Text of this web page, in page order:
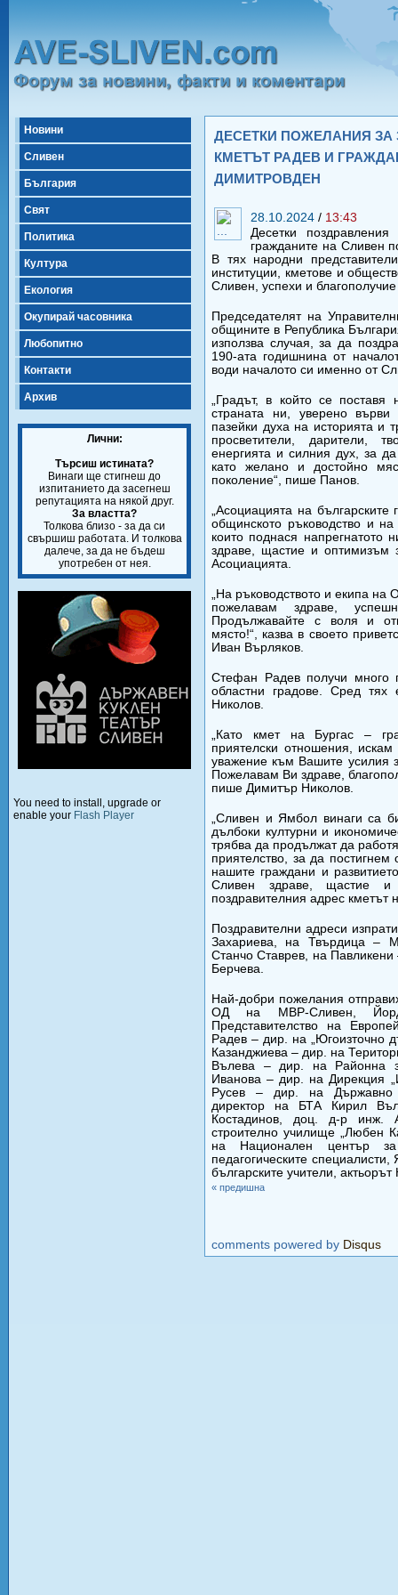
Новини
Сливен
България
Свят
Политика
Култура
Екология
Окупирай часовника
Любопитно
Контакти
Архив
Лични:
Търсиш истината?
Винаги ще стигнеш до
изпитанието да засегнеш
репутацията на някой друг.
За властта?
Толкова близо - за да си
свършиш работата. И толкова
далече, за да не бъдеш
употребен от нея.
You need to install, upgrade or
enable your Flash Player
ДЕСЕТКИ ПОЖЕЛАНИЯ ЗА
КМЕТЪТ РАДЕВ И
ДИМИТРОВДЕН
28.10.2024 / 13:43
Десетки
гражданите на Сливен
В тях народни
институции, кметове и
Сливен, успехи и
Председателят на
общините в Република
използва случая, за да
190-ата годишнина от
води началото си именно от
„Градът, в който се поставя
страната ни, уверено
пазейки духа на историята и
просветители, дарители,
енергията и силния дух, за
като желано и достойно
поколение“, пише Панов.
„Асоциацията на българските
общинското ръководство и
които поднася
здраве, щастие и оптимизъм
Асоциацията.
„На ръководството и екипа на
пожелавам здраве,
Продължавайте с воля и
място!“, казва в своето
Иван Върляков.
Стефан Радев получи много
областни градове. Сред
Николов.
„Като кмет на Бургас –
приятелски отношения,
уважение към Вашите усилия
Пожелавам Ви здраве,
пише Димитър Николов.
„Сливен и Ямбол винаги са
дълбоки културни и
трябва да продължат да
приятелство, за да
нашите граждани и
Сливен здраве, щастие
поздравителния адрес
Поздравителни адреси
Захариева, на Твърдица –
Станчо Ставрев, на
Берчева.
Най-добри пожелания
ОД на МВР-Сливен,
Представителство на
Радев – дир. на „Югоизточно
Казанджиева – дир. на
Вълева – дир. на Районна
Иванова – дир. на Дирекция
Русев – дир. на Държавно
директор на БТА Кирил
Костадинов, доц. д-р инж.
строително училище „Любен
на Национален център
педагогическите
българските учители,
« предишна
comments powered by Disqus